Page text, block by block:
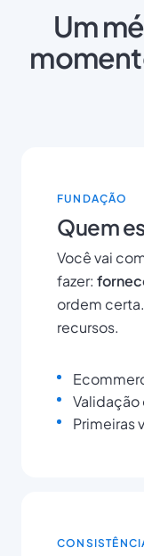
Um
FUNDAÇÃO
Quem
Você vai
fazer:
ordem
recursos.
Primeiras